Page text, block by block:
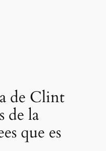
de Clint
de la
que es